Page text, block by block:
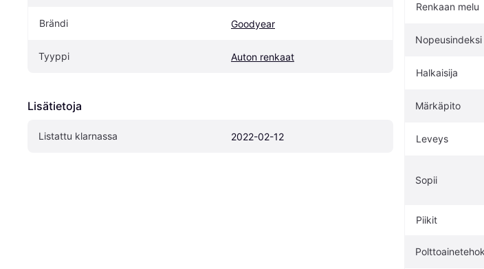
Brändi Goodyear
Tyyppi Auton renkaat
Lisätietoja
Listattu klarnassa 2022-02-12
Renkaan melu
Nopeusindeksi
Halkaisija
Märkäpito
Leveys
Sopii
Piikit